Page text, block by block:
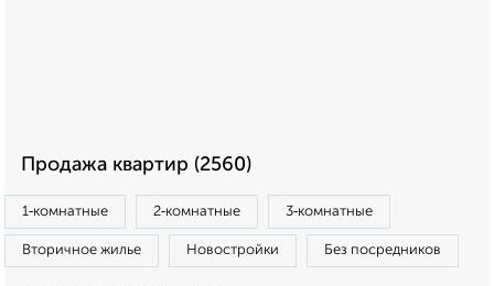
Продажа квартир (2560)
1‑комнатные 2‑комнатные 3‑комнатные
Вторичное жилье Новостройки Без посредников